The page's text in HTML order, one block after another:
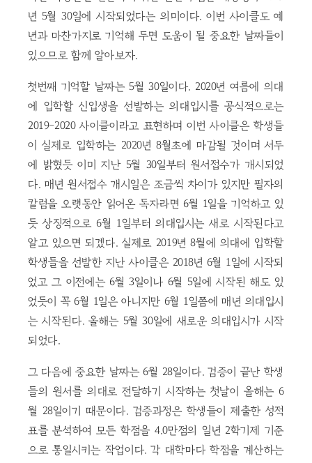
년 5월 30일에 시작되었다는 의미이다. 이번 사이클도 예
년과 마찬가지로 기억해 두면 도움이 될 중요한 날짜들이
있으므로 함께 알아보자.
첫번째 기억할 날짜는 5월 30일이다. 2020년 여름에 의대
에 입학할 신입생을 선발하는 의대입시를 공식적으로는
2019-2020 사이클이라고 표현하며 이번 사이클은 학생들
이 실제로 입학하는 2020년 8월초에 마감될 것이며 서두
에 밝혔듯 이미 지난 5월 30일부터 원서접수가 개시되었
다. 매년 원서접수 개시일은 조금씩 차이가 있지만 필자의
칼럼을 오랫동안 읽어온 독자라면 6월 1일을 기억하고 있
듯 상징적으로 6월 1일부터 의대입시는 새로 시작된다고
알고 있으면 되겠다. 실제로 2019년 8월에 의대에 입학할
학생들을 선발한 지난 사이클은 2018년 6월 1일에 시작되
었고 그 이전에는 6월 3일이나 6월 5일에 시작된 해도 있
었듯이 꼭 6월 1일은 아니지만 6월 1일쯤에 매년 의대입시
는 시작된다. 올해는 5월 30일에 새로운 의대입시가 시작
되었다.
그 다음에 중요한 날짜는 6월 28일이다. 검증이 끝난 학생
들의 원서를 의대로 전달하기 시작하는 첫날이 올해는 6
월 28일이기 때문이다. 검증과정은 학생들이 제출한 성적
표를 분석하여 모든 학점을 4.0만점의 일년 2학기제 기준
으로 통일시키는 작업이다. 각 대학마다 학점을 계산하는